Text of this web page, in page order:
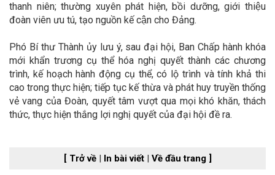
thanh niên; thường xuyên phát hiện, bồi dưỡng, giới thiệu
đoàn viên ưu tú, tạo nguồn kế cận cho Đảng.
Phó Bí thư Thành ủy lưu ý, sau đại hội, Ban Chấp hành khóa
mới khẩn trương cụ thể hóa nghị quyết thành các chương
trình, kế hoạch hành động cụ thể, có lộ trình và tính khả thi
cao trong thực hiện; tiếp tục kế thừa và phát huy truyền thống
vẻ vang của Đoàn, quyết tâm vượt qua mọi khó khăn, thách
thức, thực hiện thắng lợi nghị quyết của đại hội đề ra.
[ Trở về | In bài viết | Về đầu trang ]